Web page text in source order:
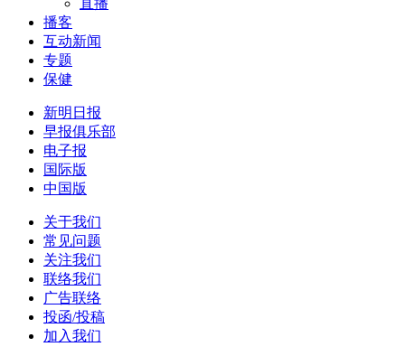
直播
播客
互动新闻
专题
保健
新明日报
早报俱乐部
电子报
国际版
中国版
关于我们
常见问题
关注我们
联络我们
广告联络
投函/投稿
加入我们